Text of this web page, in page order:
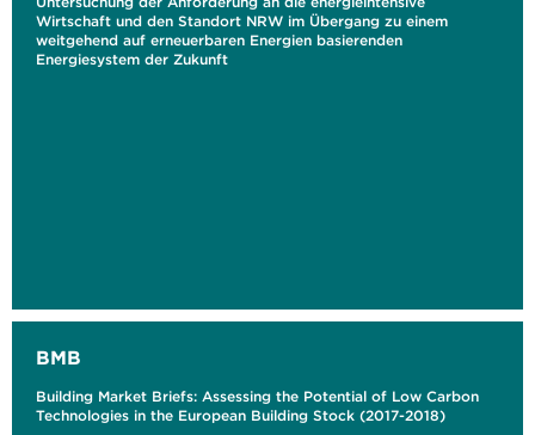
Wirtschaft und den Standort NRW im Übergang zu einem
weitgehend auf erneuerbaren Energien basierenden
Energiesystem der Zukunft
BMB
Building Market Briefs: Assessing the Potential of Low Carbon
Technologies in the European Building Stock (2017-2018)